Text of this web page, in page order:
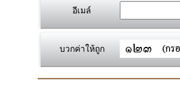
อีเมล์
บวกค่าให้ถูก